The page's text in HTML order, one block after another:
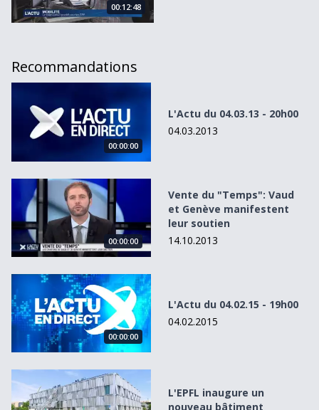
00:12:48
Recommandations
L&#039;Actu du 04.03.13 - 20h00
00:00:00
L'Actu du 04.03.13 - 20h00
04.03.2013
Vente du &quot;Temps&quot;: Vaud et Genève
00:00:00
Vente du "Temps": Vaud
et Genève manifestent
leur soutien
14.10.2013
L&#039;Actu du 04.02.15 - 19h00
00:00:00
L'Actu du 04.02.15 - 19h00
04.02.2015
L&#039;EPFL inaugure un nouveau bâtiment
L'EPFL inaugure un
nouveau bâtiment